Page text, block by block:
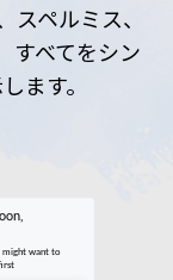
ペルミス、
すべてをシン
ます。